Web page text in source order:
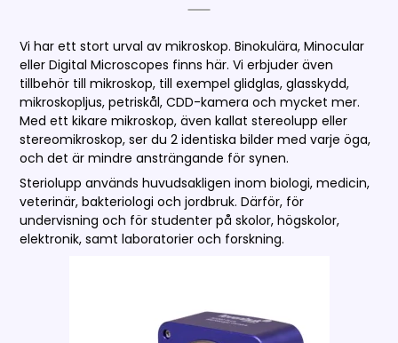
Vi har ett stort urval av mikroskop. Binokulära, Minocular
eller Digital Microscopes finns här. Vi erbjuder även
tillbehör till mikroskop, till exempel glidglas, glasskydd,
mikroskopljus, petriskål, CDD-kamera och mycket mer.
Med ett kikare mikroskop, även kallat stereolupp eller
stereomikroskop, ser du 2 identiska bilder med varje öga,
och det är mindre ansträngande för synen.
Steriolupp används huvudsakligen inom biologi, medicin,
veterinär, bakteriologi och jordbruk. Därför, för
undervisning och för studenter på skolor, högskolor,
elektronik, samt laboratorier och forskning.